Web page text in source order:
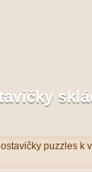
puzzles k